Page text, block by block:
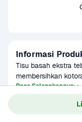
Informasi
Tisu basah ekstra
membersihkan
alcohol dan telah
Dapat digunakan
setelah bayi buang
Baca Selengkapnya
Kategori